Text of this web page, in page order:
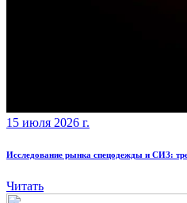
15 июля 2026 г.
Исследование рынка спецодежды и СИЗ:
Читать